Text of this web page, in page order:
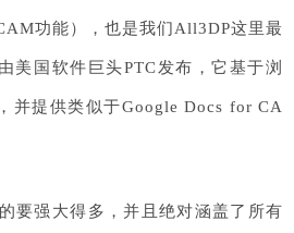
功能），也是我们All3DP这里最
美国软件巨头PTC发布，它基于浏
并提供类似于Google Docs for CA
要强大得多，并且绝对涵盖了所有